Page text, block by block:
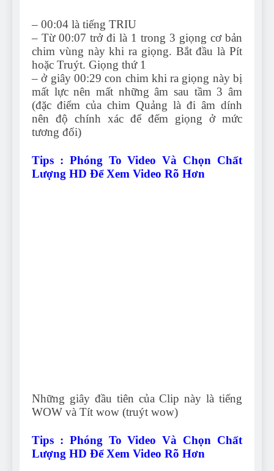
– 00:04 là tiếng TRIU
– Từ 00:07 trở đi là 1 trong 3 giọng cơ bản
chim vùng này khi ra giọng. Bắt đầu là Pít
hoặc Truýt. Giọng thứ 1
– ở giây 00:29 con chim khi ra giọng này bị
mất lực nên mất những âm sau tầm 3 âm
(đặc điểm của chim Quảng là đi âm dính
nên độ chính xác để đếm giọng ở mức
tương đối)
Tips : Phóng To Video Và Chọn Chất
Lượng HD Để Xem Video Rõ Hơn
Những giây đầu tiên của Clip này là tiếng
WOW và Tít wow (truýt wow)
Tips : Phóng To Video Và Chọn Chất
Lượng HD Để Xem Video Rõ Hơn